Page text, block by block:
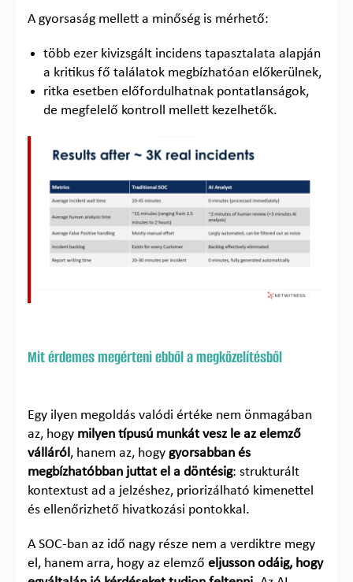
A gyorsaság mellett a minőség is mérhető:
több ezer kivizsgált incidens tapasztalata alapján
a kritikus fő találatok megbízhatóan előkerülnek,
ritka esetben előfordulhatnak pontatlanságok,
de megfelelő kontroll mellett kezelhetők.
Mit érdemes megérteni ebből a megközelítésből
Egy ilyen megoldás valódi értéke nem önmagában
az, hogy milyen típusú munkát vesz le az elemző
válláról, hanem az, hogy gyorsabban és
megbízhatóbban juttat el a döntésig: strukturált
kontextust ad a jelzéshez, priorizálható kimenettel
és ellenőrizhető hivatkozási pontokkal.
A SOC-ban az idő nagy része nem a verdiktre megy
el, hanem arra, hogy az elemző eljusson odáig, hogy